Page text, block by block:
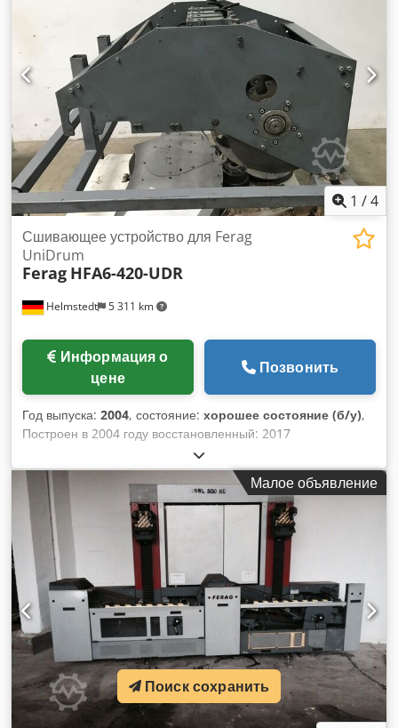
1 /4
Helmstedt 5 311 km
Сшивающее устройство для Ferag
UniDrum
Ferag HFA6-420-UDR
цене
Позвонить
Год выпуска: 2004, состояние: хорошее состояние (б/у),
Построен в 2004 году восстановленный: 2017
Оборудование: Сшивающее устройство для Ferag UniDrum
Dcodpfsc U Nf Rsx Ag Eok
Малое объявление
Поиск сохранить